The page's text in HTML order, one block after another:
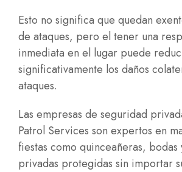
Esto no significa que quedan
de ataques, pero el tener una
inmediata en el lugar puede
significativamente los daños
ataques.
Las empresas de seguridad
Patrol Services son expertos en
fiestas como quinceañeras, bodas
privadas protegidas sin importar